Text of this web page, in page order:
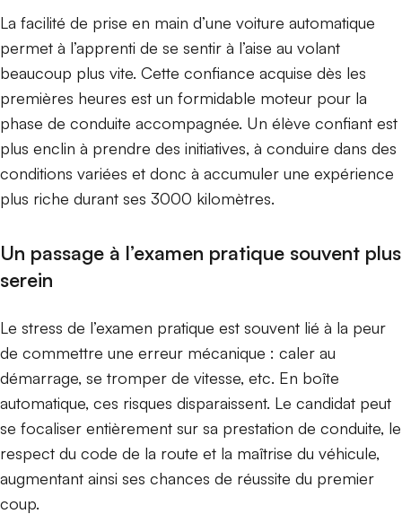
La facilité de prise en main d’une voiture automatique
permet à l’apprenti de se sentir à l’aise au volant
beaucoup plus vite. Cette confiance acquise dès les
premières heures est un formidable moteur pour la
phase de conduite accompagnée. Un élève confiant est
plus enclin à prendre des initiatives, à conduire dans des
conditions variées et donc à accumuler une expérience
plus riche durant ses 3000 kilomètres.
Un passage à l’examen pratique souvent plus
serein
Le stress de l’examen pratique est souvent lié à la peur
de commettre une erreur mécanique : caler au
démarrage, se tromper de vitesse, etc. En boîte
automatique, ces risques disparaissent. Le candidat peut
se focaliser entièrement sur sa prestation de conduite, le
respect du code de la route et la maîtrise du véhicule,
augmentant ainsi ses chances de réussite du premier
coup.